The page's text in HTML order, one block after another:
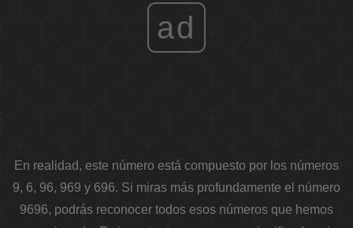
ad
En realidad, este número está compuesto por los números
9, 6, 96, 969 y 696. Si miras más profundamente el número
9696, podrás reconocer todos esos números que hemos